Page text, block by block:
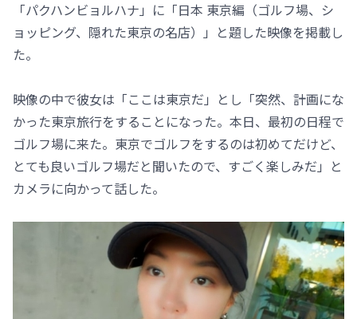
「パクハンビョルハナ」に「日本 東京編（ゴルフ場、シ
ョッピング、隠れた東京の名店）」と題した映像を掲載し
た。
映像の中で彼女は「ここは東京だ」とし「突然、計画にな
かった東京旅行をすることになった。本日、最初の日程で
ゴルフ場に来た。東京でゴルフをするのは初めてだけど、
とても良いゴルフ場だと聞いたので、すごく楽しみだ」と
カメラに向かって話した。